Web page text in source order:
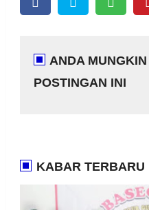
ANDA
POSTINGAN INI
KABAR TERBARU